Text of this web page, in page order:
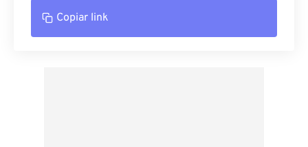
Copiar link